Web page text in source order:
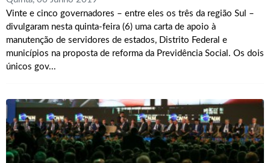
Vinte e cinco governadores – entre eles os três da região Sul –
divulgaram nesta quinta-feira (6) uma carta de apoio à
manutenção de servidores de estados, Distrito Federal e
municípios na proposta de reforma da Previdência Social. Os dois
únicos gov...